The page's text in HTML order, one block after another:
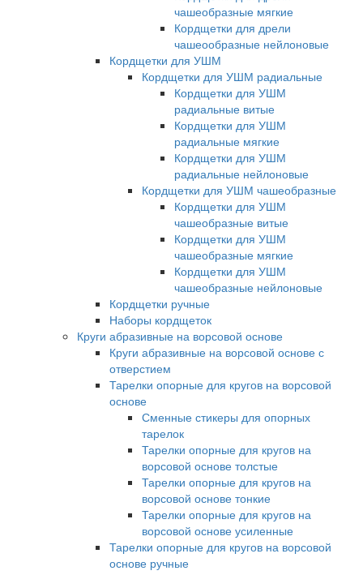
чашеобразные мягкие
Кордщетки для дрели
чашеообразные нейлоновые
Кордщетки для УШМ
Кордщетки для УШМ радиальные
Кордщетки для УШМ
радиальные витые
Кордщетки для УШМ
радиальные мягкие
Кордщетки для УШМ
радиальные нейлоновые
Кордщетки для УШМ чашеобразные
Кордщетки для УШМ
чашеобразные витые
Кордщетки для УШМ
чашеобразные мягкие
Кордщетки для УШМ
чашеобразные нейлоновые
Кордщетки ручные
Наборы кордщеток
Круги абразивные на ворсовой основе
Круги абразивные на ворсовой основе с
отверстием
Тарелки опорные для кругов на ворсовой
основе
Сменные стикеры для опорных
тарелок
Тарелки опорные для кругов на
ворсовой основе толстые
Тарелки опорные для кругов на
ворсовой основе тонкие
Тарелки опорные для кругов на
ворсовой основе усиленные
Тарелки опорные для кругов на ворсовой
основе ручные